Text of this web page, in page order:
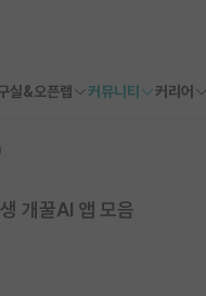
실&오픈랩 커뮤니티 커리어
개꿀AI 앱 모음